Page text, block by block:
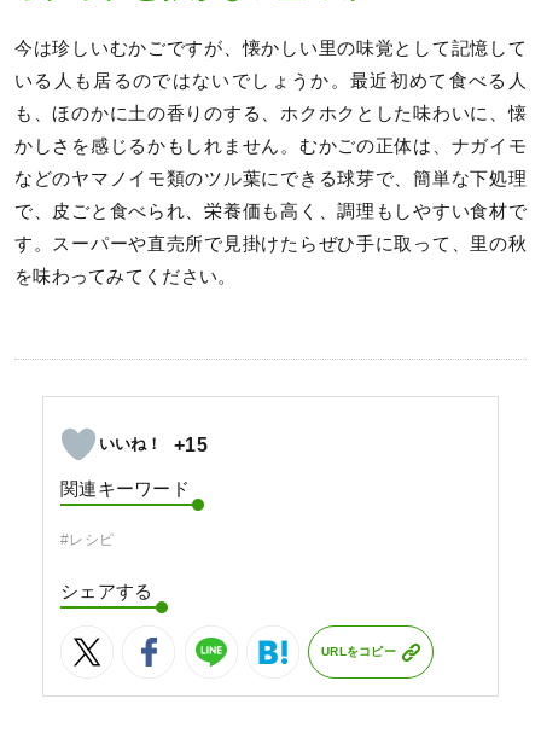
今は珍しいむかごですが、懐かしい里の味覚として記憶して
いる人も居るのではないでしょうか。最近初めて食べる人
も、ほのかに土の香りのする、ホクホクとした味わいに、懐
かしさを感じるかもしれません。むかごの正体は、ナガイモ
などのヤマノイモ類のツル葉にできる球芽で、簡単な下処理
で、皮ごと食べられ、栄養価も高く、調理もしやすい食材で
す。スーパーや直売所で見掛けたらぜひ手に取って、里の秋
を味わってみてください。
+15
関連キーワード
#レシピ
シェアする
URLをコピー